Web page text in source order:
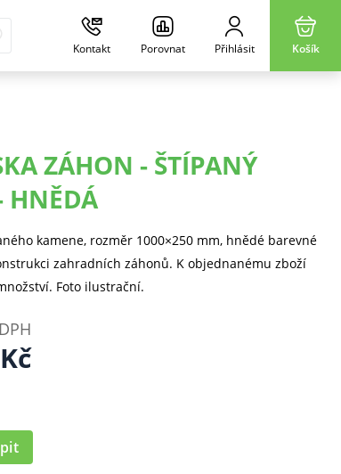
Kontakt Porovnat Přihlásit Košík
ZÁHON - ŠTÍPANÝ
HNĚDÁ
kamene, rozměr 1000×250 mm, hnědé barevné
zahradních záhonů. K objednanému zboží
Foto ilustrační.
Kč